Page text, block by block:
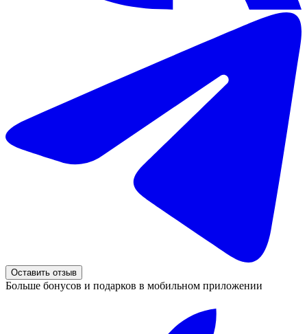
Оставить отзыв
Больше бонусов и подарков в мобильном приложении